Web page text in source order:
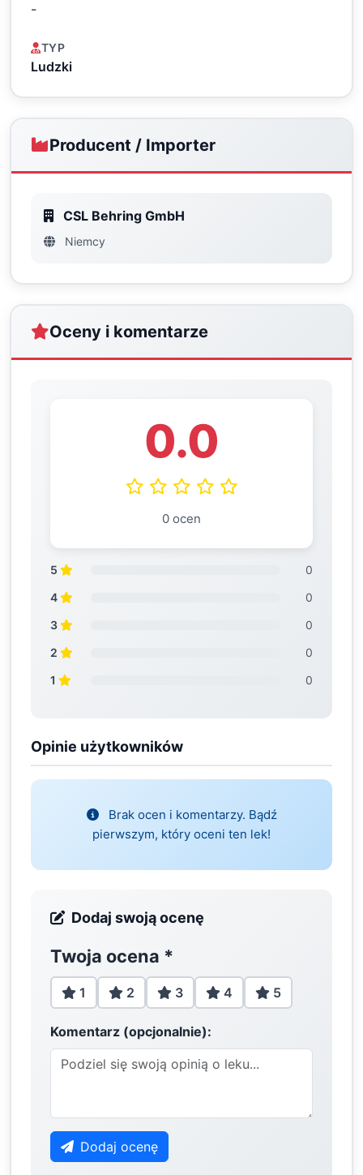
-
TYP
Ludzki
Producent / Importer
CSL Behring GmbH
Niemcy
Oceny i komentarze
0.0
0 ocen
5
0
4
0
3
0
2
0
1
0
Opinie użytkowników
Brak ocen i komentarzy. Bądź
pierwszym, który oceni ten lek!
Dodaj swoją ocenę
Twoja ocena *
1 2 3 4 5
Komentarz (opcjonalnie):
Dodaj ocenę